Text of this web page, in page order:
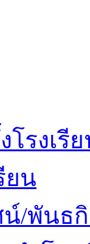
โรงเรี
ยน
/พันธ